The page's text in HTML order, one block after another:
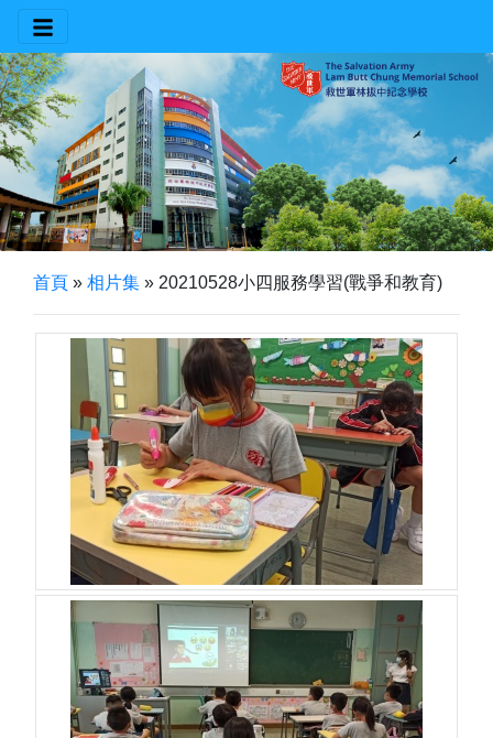
首頁 » 相片集 » 20210528小四服務學習(戰爭和教育)